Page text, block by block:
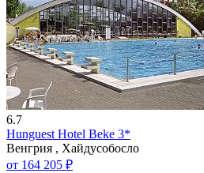
6.7
Hunguest Hotel Beke 3*
Венгрия , Хайдусобосло
от 164 205 ₽